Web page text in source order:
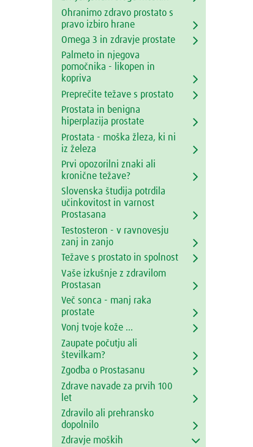
Ohranimo zdravo prostato s
pravo izbiro hrane
Omega 3 in zdravje prostate
Palmeto in njegova
pomočnika - likopen in
kopriva
Preprečite težave s prostato
Prostata in benigna
hiperplazija prostate
Prostata - moška žleza, ki ni
iz železa
Prvi opozorilni znaki ali
kronične težave?
Slovenska študija potrdila
učinkovitost in varnost
Prostasana
Testosteron - v ravnovesju
zanj in zanjo
Težave s prostato in spolnost
Vaše izkušnje z zdravilom
Prostasan
Več sonca - manj raka
prostate
Vonj tvoje kože ...
Zaupate počutju ali
številkam?
Zgodba o Prostasanu
Zdrave navade za prvih 100
let
Zdravilo ali prehransko
dopolnilo
Zdravje moških